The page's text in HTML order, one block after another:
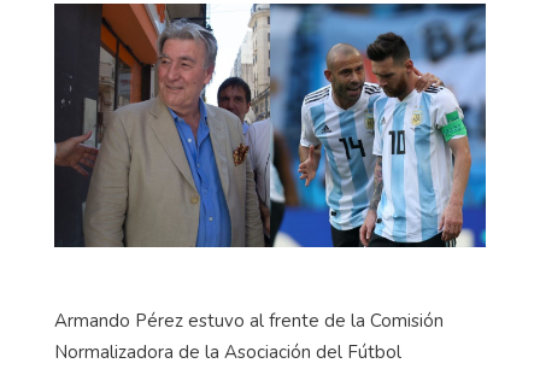
Armando Pérez estuvo al frente de la Comisión
Normalizadora de la Asociación del Fútbol